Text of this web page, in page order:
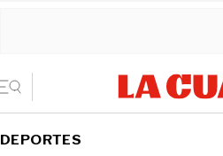
DEPORTES